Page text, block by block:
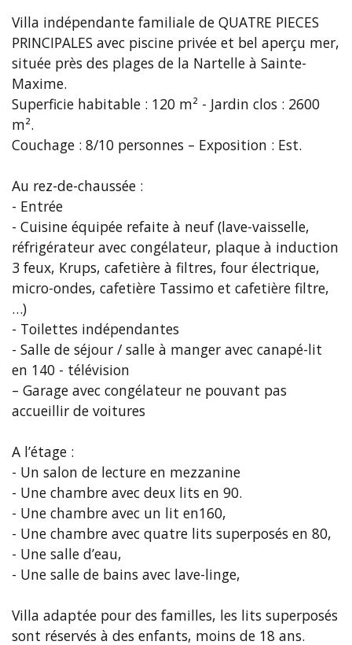
Villa indépendante familiale de QUATRE PIECES
PRINCIPALES avec piscine privée et bel aperçu mer,
située près des plages de la Nartelle à Sainte-
Maxime.
Superficie habitable : 120 m² - Jardin clos : 2600
m².
Couchage : 8/10 personnes – Exposition : Est.
Au rez-de-chaussée :
- Entrée
- Cuisine équipée refaite à neuf (lave-vaisselle,
réfrigérateur avec congélateur, plaque à induction
3 feux, Krups, cafetière à filtres, four électrique,
micro-ondes, cafetière Tassimo et cafetière filtre,
…)
- Toilettes indépendantes
- Salle de séjour / salle à manger avec canapé-lit
en 140 - télévision
– Garage avec congélateur ne pouvant pas
accueillir de voitures
A l’étage :
- Un salon de lecture en mezzanine
- Une chambre avec deux lits en 90.
- Une chambre avec un lit en160,
- Une chambre avec quatre lits superposés en 80,
- Une salle d’eau,
- Une salle de bains avec lave-linge,
Villa adaptée pour des familles, les lits superposés
sont réservés à des enfants, moins de 18 ans.